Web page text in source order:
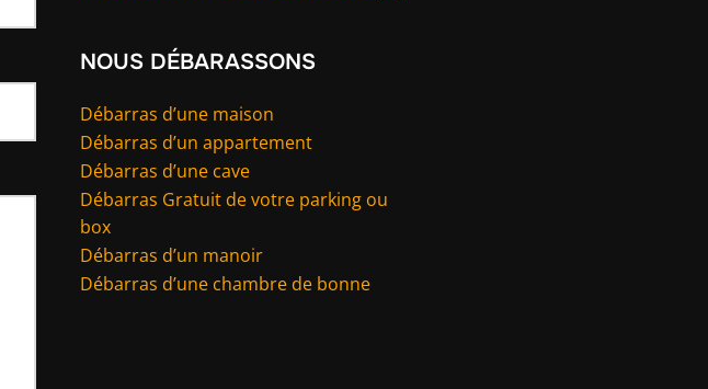
NOUS DÉBARASSONS
Débarras d’une maison
Débarras d’un appartement
Débarras d’une cave
Débarras Gratuit de votre parking ou
box
Débarras d’un manoir
Débarras d’une chambre de bonne